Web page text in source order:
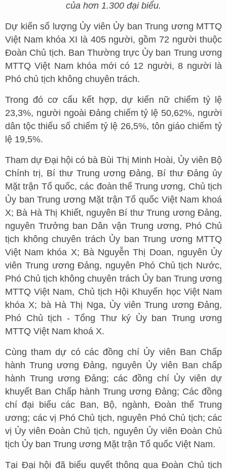
của hơn 1.300 đại biểu.
Dự kiến số lượng Ủy viên Ủy ban Trung ương MTTQ
Việt Nam khóa XI là 405 người, gồm 72 người thuộc
Đoàn Chủ tịch. Ban Thường trực Ủy ban Trung ương
MTTQ Việt Nam khóa mới có 12 người, 8 người là
Phó chủ tịch không chuyên trách.
Trong đó cơ cấu kết hợp, dự kiến nữ chiếm tỷ lệ
23,3%, người ngoài Đảng chiếm tỷ lệ 50,62%, người
dân tộc thiểu số chiếm tỷ lệ 26,5%, tôn giáo chiếm tỷ
lệ 19,5%.
Tham dự Đại hội có bà Bùi Thị Minh Hoài, Ủy viên Bộ
Chính trị, Bí thư Trung ương Đảng, Bí thư Đảng ủy
Mặt trận Tổ quốc, các đoàn thể Trung ương, Chủ tịch
Ủy ban Trung ương Mặt trận Tổ quốc Việt Nam khoá
X; Bà Hà Thị Khiết, nguyên Bí thư Trung ương Đảng,
nguyên Trưởng ban Dân vận Trung ương, Phó Chủ
tịch không chuyên trách Ủy ban Trung ương MTTQ
Việt Nam khóa X; Bà Nguyễn Thị Doan, nguyên Ủy
viên Trung ương Đảng, nguyên Phó Chủ tịch Nước,
Phó Chủ tịch không chuyên trách Ủy ban Trung ương
MTTQ Việt Nam, Chủ tịch Hội Khuyến học Việt Nam
khóa X; bà Hà Thị Nga, Ủy viên Trung ương Đảng,
Phó Chủ tịch - Tổng Thư ký Ủy ban Trung ương
MTTQ Việt Nam khoá X.
Cùng tham dự có các đồng chí Ủy viên Ban Chấp
hành Trung ương Đảng, nguyên Ủy viên Ban chấp
hành Trung ương Đảng; các đồng chí Ủy viên dự
khuyết Ban Chấp hành Trung ương Đảng; Các đồng
chí đại biểu các Ban, Bộ, ngành, Đoàn thể Trung
ương; các vị Phó Chủ tịch, nguyên Phó Chủ tịch; các
vị Ủy viên Đoàn Chủ tịch, nguyên Ủy viên Đoàn Chủ
tịch Ủy ban Trung ương Mặt trận Tổ quốc Việt Nam.
Tại Đại hội đã biểu quyết thông qua Đoàn Chủ tịch